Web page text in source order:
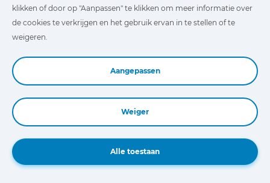
Ik heb de informatie over de bescherming van
persoonsgegevens om informatie te ontvangen over
producten die door COJALI S.L. op de markt worden
gebracht, en om te voldoen aan elk verzoek in dit
klikken of door op "Aanpassen" te klikken om meer informatie over
de cookies te verkrijgen en het gebruik ervan in te stellen of te
weigeren.
Aangepassen
Weiger
Alle toestaan